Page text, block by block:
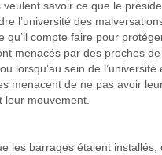
veulent savoir ce que le
l’université des
qu’il compte faire pour
menacés par des proches
lorsqu’au sein de
menacent de ne pas avoir
leur mouvement.
les barrages étaient installés,